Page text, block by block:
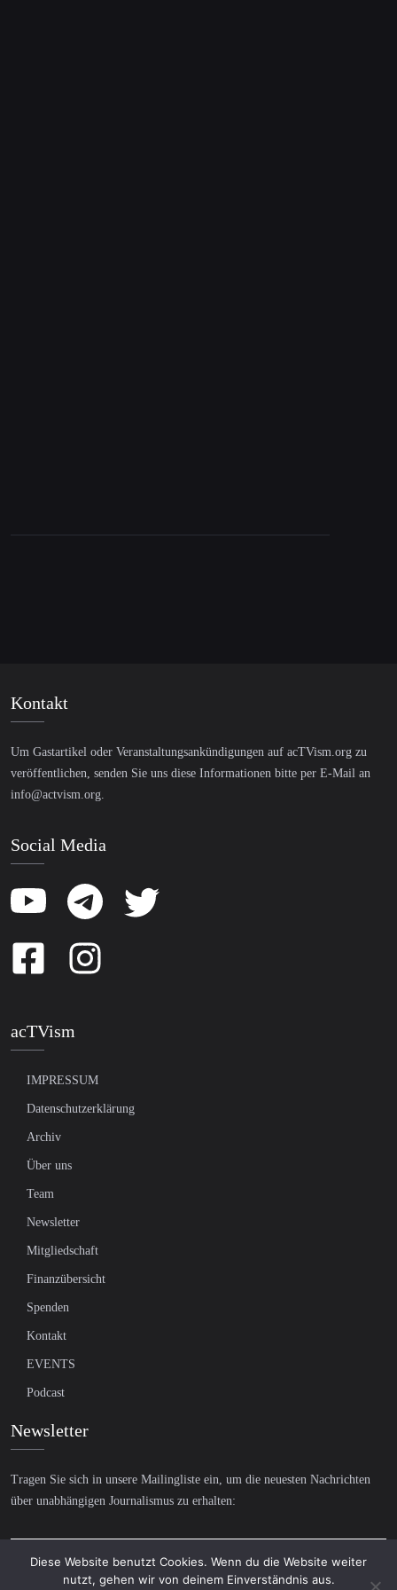
Kontakt
Um Gastartikel oder Veranstaltungsankündigungen auf acTVism.org zu
veröffentlichen, senden Sie uns diese Informationen bitte per E-Mail an
info@actvism.org
Social Media
acTVism
IMPRESSUM
Datenschutzerklärung
Archiv
Über uns
Team
Newsletter
Mitgliedschaft
Finanzübersicht
Spenden
Kontakt
EVENTS
Podcast
Newsletter
Tragen Sie sich in unsere Mailingliste ein, um die neuesten Nachrichten
über unabhängigen Journalismus zu erhalten:
Diese Website benutzt Cookies. Wenn du die Website weiter
nutzt, gehen wir von deinem Einverständnis aus.